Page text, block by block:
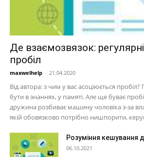
Де взаємозвязок:
пробіл
maxwelhelp - 21.04.2020
Від автора: з чим у вас асоціюється
бути в знаннях, у памяті. Але ще буває
дружина розбиває машину чоловіка з-за
якій обовязково потрібно нишпорити,
Розуміння кешування
06.10.2021